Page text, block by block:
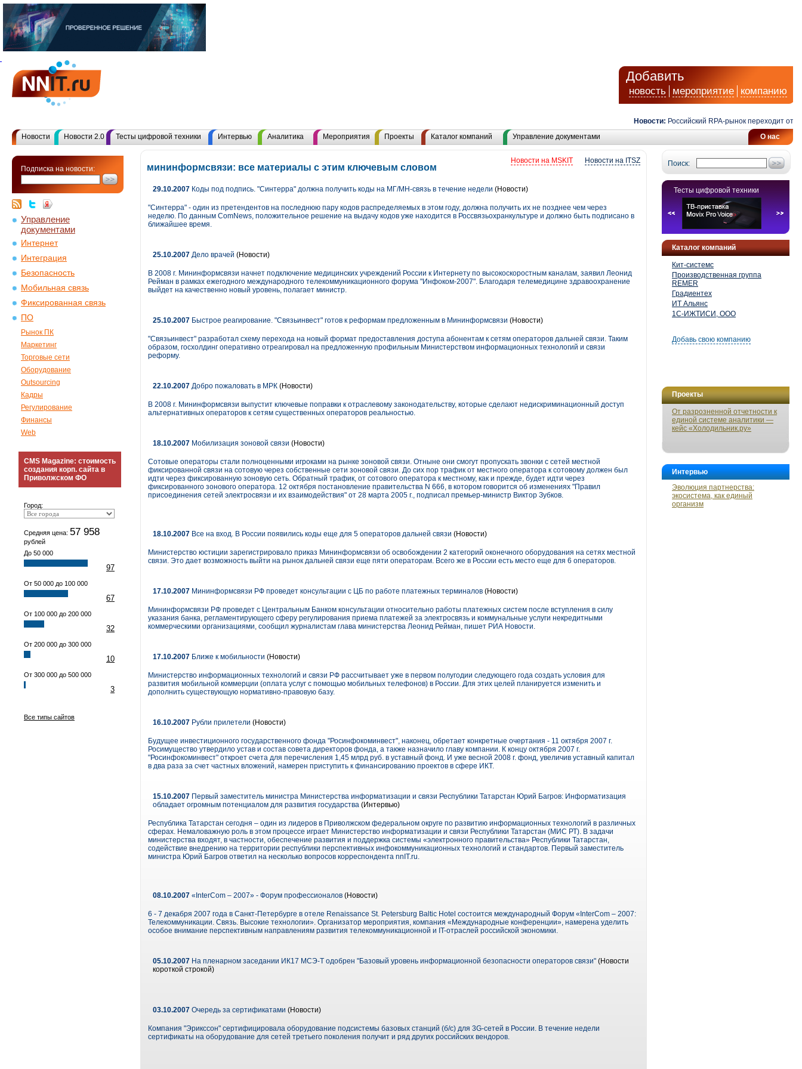
Добавить
новость мероприятие компанию
Новости: Российский RPA-рынок переходит от
О нас
Новости Новости 2.0 Тесты цифровой техники Интервью Аналитика Мероприятия Проекты Каталог компаний Управление документами
Подписка на новости:
Управление
документами
Интернет
Интеграция
Безопасность
Мобильная связь
Фиксированная связь
ПО
Рынок ПК
Маркетинг
Торговые сети
Оборудование
Outsourcing
Кадры
Регулирование
Финансы
Web
CMS Magazine: стоимость
создания корп. сайта в
Приволжском ФО
Город:
Средняя цена: 57 958
рублей
До 50 000
97
От 50 000 до 100 000
67
От 100 000 до 200 000
32
От 200 000 до 300 000
10
От 300 000 до 500 000
3
Все типы сайтов
Поиск:
Тесты цифровой техники
Каталог компаний
Кит-системс
Производственная группа
REMER
Градиентех
ИТ Альянс
1С-ИЖТИСИ, ООО
Добавь свою компанию
Проекты
От разрозненной отчетности к
единой системе аналитики —
кейс «Холодильник.ру»
Интервью
Эволюция партнерства:
экосистема, как единый
организм
Новости на ITSZ
Новости на MSKIT
мининформсвязи: все материалы с этим ключевым словом
29.10.2007 Коды под подпись. "Синтерра" должна получить коды на МГ/МН-связь в течение недели (Новости)
"Синтерра" - один из претендентов на последнюю пару кодов распределяемых в этом году, должна получить их не позднее чем через
неделю. По данным ComNews, положительное решение на выдачу кодов уже находится в Россвязьохранкультуре и должно быть подписано в
ближайшее время.
25.10.2007 Дело врачей (Новости)
В 2008 г. Мининформсвязи начнет подключение медицинских учреждений России к Интернету по высокоскоростным каналам, заявил Леонид
Рейман в рамках ежегодного международного телекоммуникационного форума "Инфоком-2007". Благодаря телемедицине здравоохранение
выйдет на качественно новый уровень, полагает министр.
25.10.2007 Быстрое реагирование. "Связьинвест" готов к реформам предложенным в Мининформсвязи (Новости)
"Связьинвест" разработал схему перехода на новый формат предоставления доступа абонентам к сетям операторов дальней связи. Таким
образом, госхолдинг оперативно отреагировал на предложенную профильным Министерством информационных технологий и связи
реформу.
22.10.2007 Добро пожаловать в МРК (Новости)
В 2008 г. Мининформсвязи выпустит ключевые поправки к отраслевому законодательству, которые сделают недискриминационный доступ
альтернативных операторов к сетям существенных операторов реальностью.
18.10.2007 Мобилизация зоновой связи (Новости)
Сотовые операторы стали полноценными игроками на рынке зоновой связи. Отныне они смогут пропускать звонки с сетей местной
фиксированной связи на сотовую через собственные сети зоновой связи. До сих пор трафик от местного оператора к сотовому должен был
идти через фиксированную зоновую сеть. Обратный трафик, от сотового оператора к местному, как и прежде, будет идти через
фиксированного зонового оператора. 12 октября постановление правительства N 666, в котором говорится об изменениях "Правил
присоединения сетей электросвязи и их взаимодействия" от 28 марта 2005 г., подписал премьер-министр Виктор Зубков.
18.10.2007 Все на вход. В России появились коды еще для 5 операторов дальней связи (Новости)
Министерство юстиции зарегистрировало приказ Мининформсвязи об освобождении 2 категорий оконечного оборудования на сетях местной
связи. Это дает возможность выйти на рынок дальней связи еще пяти операторам. Всего же в России есть место еще для 6 операторов.
17.10.2007 Мининформсвязи РФ проведет консультации с ЦБ по работе платежных терминалов (Новости)
Мининформсвязи РФ проведет с Центральным Банком консультации относительно работы платежных систем после вступления в силу
указания банка, регламентирующего сферу регулирования приема платежей за электросвязь и коммунальные услуги некредитными
коммерческими организациями, сообщил журналистам глава министерства Леонид Рейман, пишет РИА Новости.
17.10.2007 Ближе к мобильности (Новости)
Министерство информационных технологий и связи РФ рассчитывает уже в первом полугодии следующего года создать условия для
развития мобильной коммерции (оплата услуг с помощью мобильных телефонов) в России. Для этих целей планируется изменить и
дополнить существующую нормативно-правовую базу.
16.10.2007 Рубли прилетели (Новости)
Будущее инвестиционного государственного фонда "Росинфокоминвест", наконец, обретает конкретные очертания - 11 октября 2007 г.
Росимущество утвердило устав и состав совета директоров фонда, а также назначило главу компании. К концу октября 2007 г.
"Росинфокоминвест" откроет счета для перечисления 1,45 млрд руб. в уставный фонд. И уже весной 2008 г. фонд, увеличив уставный капитал
в два раза за счет частных вложений, намерен приступить к финансированию проектов в сфере ИКТ.
15.10.2007 Первый заместитель министра Министерства информатизации и связи Республики Татарстан Юрий Багров: Информатизация
обладает огромным потенциалом для развития государства (Интервью)
Республика Татарстан сегодня – один из лидеров в Приволжском федеральном округе по развитию информационных технологий в различных
сферах. Немаловажную роль в этом процессе играет Министерство информатизации и связи Республики Татарстан (МИС РТ). В задачи
министерства входят, в частности, обеспечение развития и поддержка системы «электронного правительства» Республики Татарстан,
содействие внедрению на территории республики перспективных инфокоммуникационных технологий и стандартов. Первый заместитель
министра Юрий Багров ответил на несколько вопросов корреспондента nnIT.ru.
08.10.2007 «InterCom – 2007» - Форум профессионалов (Новости)
6 - 7 декабря 2007 года в Санкт-Петербурге в отеле Renaissance St. Petersburg Baltic Hotel состоится международный Форум «InterCom – 2007:
Телекоммуникации. Связь. Высокие технологии». Организатор мероприятия, компания «Международные конференции», намерена уделить
особое внимание перспективным направлениям развития телекоммуникационной и IT-отраслей российской экономики.
05.10.2007 На пленарном заседании ИК17 МСЭ-Т одобрен "Базовый уровень информационной безопасности операторов связи" (Новости
короткой строкой)
03.10.2007 Очередь за сертификатами (Новости)
Компания "Эрикссон" сертифицировала оборудование подсистемы базовых станций (б/с) для 3G-сетей в России. В течение недели
сертификаты на оборудование для сетей третьего поколения получит и ряд других российских вендоров.